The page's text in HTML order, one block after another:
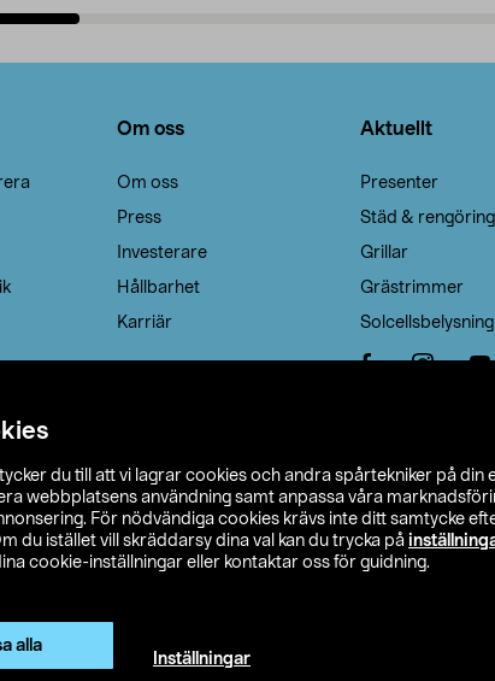
du till att vi lagrar cookies och andra spårtekniker på din
webbplatsens användning samt anpassa våra
För nödvändiga cookies krävs inte ditt samtycke
du istället vill skräddarsy dina val kan du trycka på
cookie-inställningar eller kontaktar oss för guidning.
alla
Inställningar
Om oss
Om oss
Press
Investerare
Hållbarhet
Karriär
Aktuellt
Presenter
Städ & rengöring
Grillar
Grästrimmer
Solcellsbelysning